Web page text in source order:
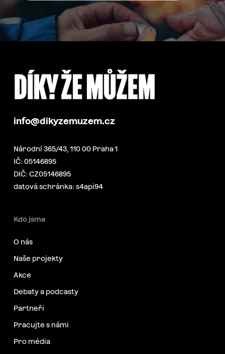
info@dikyzemuzem.cz
Národní 365/43, 110 00 Praha 1
IČ: 05146895
DIČ: CZ05146895
datová schránka: s4api94
Kdo jsme
O nás
Naše projekty
Akce
Debaty a podcasty
Partneři
Pracujte s námi
Pro média